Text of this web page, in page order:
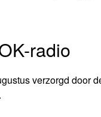
radio
verzorgd door